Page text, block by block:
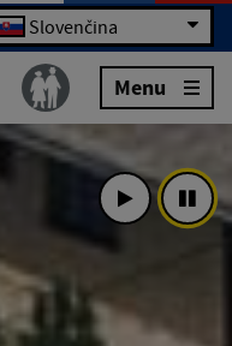
Slovenčina
Menu